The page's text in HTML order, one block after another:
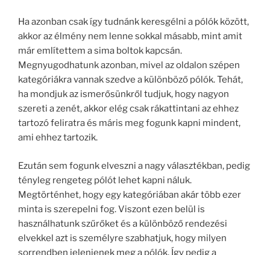
Ha azonban csak így tudnánk keresgélni a pólók között,
akkor az élmény nem lenne sokkal másabb, mint amit
már említettem a sima boltok kapcsán.
Megnyugodhatunk azonban, mivel az oldalon szépen
kategóriákra vannak szedve a különböző pólók. Tehát,
ha mondjuk az ismerősünkről tudjuk, hogy nagyon
szereti a zenét, akkor elég csak rákattintani az ehhez
tartozó feliratra és máris meg fogunk kapni mindent,
ami ehhez tartozik.
Ezután sem fogunk elveszni a nagy választékban, pedig
tényleg rengeteg pólót lehet kapni náluk.
Megtörténhet, hogy egy kategóriában akár több ezer
minta is szerepelni fog. Viszont ezen belül is
használhatunk szűrőket és a különböző rendezési
elvekkel azt is személyre szabhatjuk, hogy milyen
sorrendben jelenjenek meg a pólók. Így pedig a